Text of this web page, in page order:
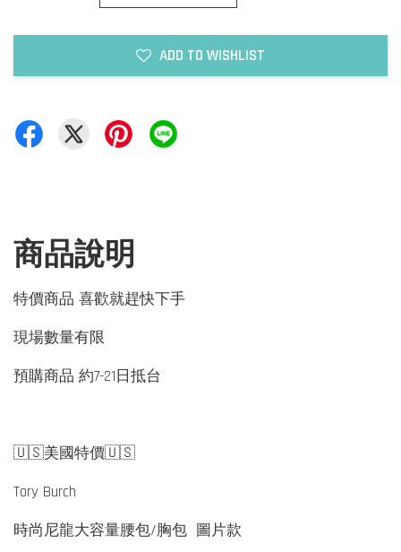
ADD TO WISHLIST
商品說明
特價商品 喜歡就趕快下手
現場數量有限
預購商品 約7-21日抵台
🇺🇸美國特價🇺🇸
Tory Burch
時尚尼龍大容量腰包/胸包 圖片款